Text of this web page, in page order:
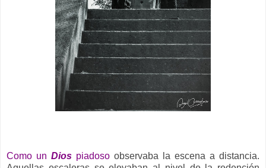
Como un Dios piadoso observaba la escena a distancia.